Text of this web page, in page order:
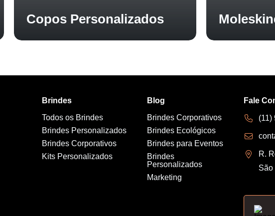
Copos Personalizados
Brindes
Todos os Brindes
Brindes Personalizados
Brindes Corporativos
Kits Personalizados
Blog
Brindes Corporativos
Brindes Ecológicos
Brindes para Eventos
Brindes
Personalizados
Marketing
Fale
(11)
R.
São